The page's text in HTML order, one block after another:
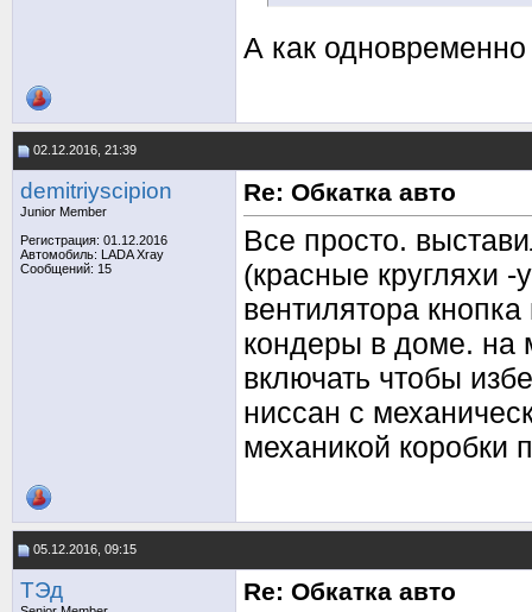
А как
02.12.2016, 21:39
demitriyscipion
Junior Member
Регистрация: 01.12.2016
Автомобиль: LADA Xray
Сообщений: 15
Re: Обкатка авто
Все просто.
(красные кругляхи
вентилятора
кондеры в доме. на
включать чтобы
ниссан с
механикой коробки
05.12.2016, 09:15
TЭд Re: Обкатка авто